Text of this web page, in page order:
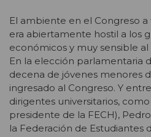
El ambiente en el Congreso a
era abiertamente hostil a los
económicos y muy sensible
En la elección parlamentaria
decena de jóvenes menores
ingresado al Congreso. Y
dirigentes universitarios, como
presidente de la FECH),
la Federación de Estudiantes